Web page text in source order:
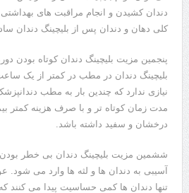
دندان کشیدن و انجام مراقبت های
کلی دهان و دندان پس از بلیچینگ دندان
پنجمین مزیت بلیچینگ دندان کوتاه بودن
بلیچینگ دندان در مطب در کمتر از یک
نیازی ندارد که چندین بار به مطب
مدت زمان کوتاه تر و با صرف هزینه کمتر
درخشان و سفید داشته باشد.
ششمین مزیت بلیچینگ دندان بی‌ خطر
آسیبی به دندان ها و لثه ها وارد می شود.
تنها دندان ها کمی حساسیت پیدا می